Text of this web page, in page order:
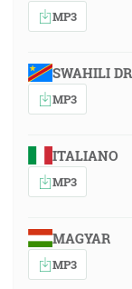
MP3
SWAHILI
MP3
ITALIANO
MP3
MAGYAR
MP3